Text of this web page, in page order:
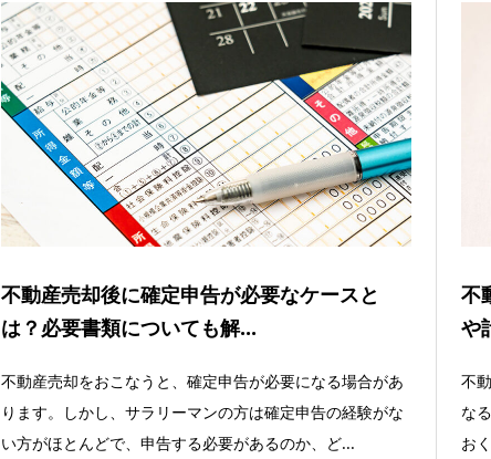
不動産売却後に確定申告が必要なケースと
は？必要書類についても解...
不動産売却をおこなうと、確定申告が必要になる場合があ
ります。しかし、サラリーマンの方は確定申告の経験がな
い方がほとんどで、申告する必要があるのか、ど...
不
や
不
な
お